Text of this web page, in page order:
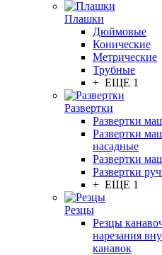
Плашки
Дюймовые
Конические
Метрические
Трубные
+ ЕЩЕ 1
Развертки
Развертки
Развертки
насадные
Развертки
Развертки
+ ЕЩЕ 1
Резцы
Резцы
нарезания
канавок